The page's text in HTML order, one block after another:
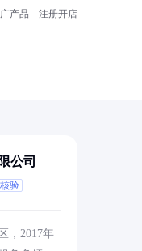
产品 注册开店
公司
验
，2017年